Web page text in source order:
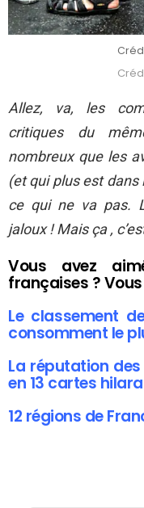
Allez, va, les
critiques du
nombreux que les
(et qui plus est dans
ce qui ne va pas.
jaloux ! Mais ça ,
Vous avez
françaises ?
Le classement
consomment le
La réputation
en 13 cartes
12 régions de